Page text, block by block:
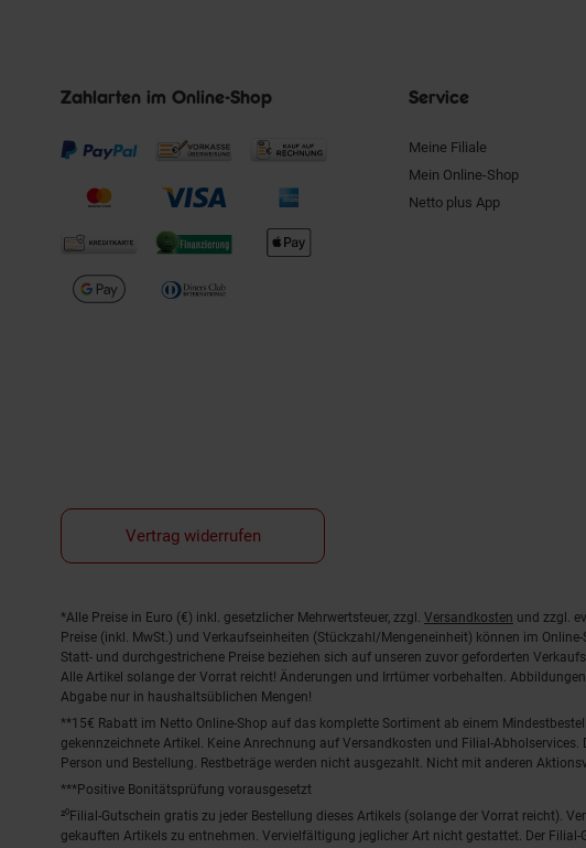
Zahlarten im Online-Shop Service
Meine Filiale
Mein Online-Shop
Netto plus App
Vertrag widerrufen
Fußnoten
*Alle Preise in Euro (€) inkl. gesetzlicher Mehrwertsteuer, zzgl. Versandkosten und zzgl.
Preise (inkl. MwSt.) und Verkaufseinheiten (Stückzahl/Mengeneinheit) können im
Statt- und durchgestrichene Preise beziehen sich auf unseren zuvor geforderten
Alle Artikel solange der Vorrat reicht! Änderungen und Irrtümer vorbehalten.
Abgabe nur in haushaltsüblichen Mengen!
**15€ Rabatt im Netto Online-Shop auf das komplette Sortiment ab einem
gekennzeichnete Artikel. Keine Anrechnung auf Versandkosten und Filial-
Person und Bestellung. Restbeträge werden nicht ausgezahlt. Nicht mit anderen
***Positive Bonitätsprüfung vorausgesetzt
²⁰Filial-Gutschein gratis zu jeder Bestellung dieses Artikels (solange der Vorrat reicht).
gekauften Artikels zu entnehmen. Vervielfältigung jeglicher Art nicht gestattet. Der